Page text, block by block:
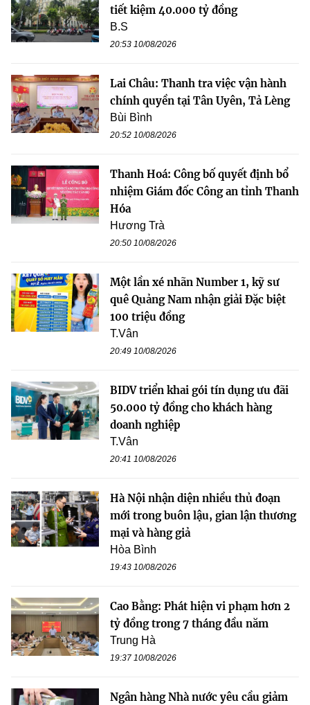
tiết kiệm 40.000 tỷ đồng
B.S
20:53 10/08/2026
Lai Châu: Thanh tra việc vận hành
chính quyền tại Tân Uyên, Tả Lèng
Bùi Bình
20:52 10/08/2026
Thanh Hoá: Công bố quyết định bổ
nhiệm Giám đốc Công an tỉnh Thanh
Hóa
Hương Trà
20:50 10/08/2026
Một lần xé nhãn Number 1, kỹ sư
quê Quảng Nam nhận giải Đặc biệt
100 triệu đồng
T.Vân
20:49 10/08/2026
BIDV triển khai gói tín dụng ưu đãi
50.000 tỷ đồng cho khách hàng
doanh nghiệp
T.Vân
20:41 10/08/2026
Hà Nội nhận diện nhiều thủ đoạn
mới trong buôn lậu, gian lận thương
mại và hàng giả
Hòa Bình
19:43 10/08/2026
Cao Bằng: Phát hiện vi phạm hơn 2
tỷ đồng trong 7 tháng đầu năm
Trung Hà
19:37 10/08/2026
Ngân hàng Nhà nước yêu cầu giảm